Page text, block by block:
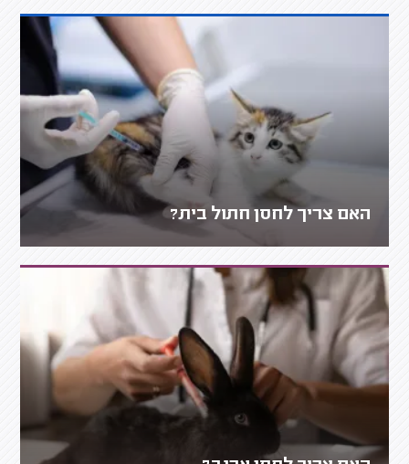
האם צריך לחסן חתול בית?